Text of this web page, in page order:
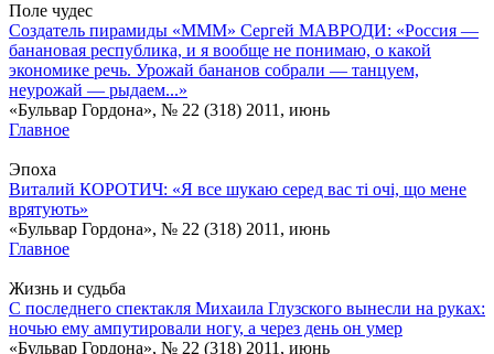
Поле чудес
Создатель пирамиды «МММ» Сергей МАВРОДИ: «Россия —
банановая республика, и я вообще не понимаю, о какой
экономике речь. Урожай бананов собрали — танцуем,
неурожай — рыдаем...»
«Бульвар Гордона», № 22 (318) 2011, июнь
Главное
Эпоха
Виталий КОРОТИЧ: «Я все шукаю серед вас тi очi, що мене
врятують»
«Бульвар Гордона», № 22 (318) 2011, июнь
Главное
Жизнь и судьба
С последнего спектакля Михаила Глузского вынесли на руках:
ночью ему ампутировали ногу, а через день он умер
«Бульвар Гордона», № 22 (318) 2011, июнь